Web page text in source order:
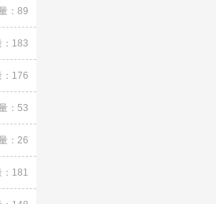
：89
：183
：176
：53
：26
：181